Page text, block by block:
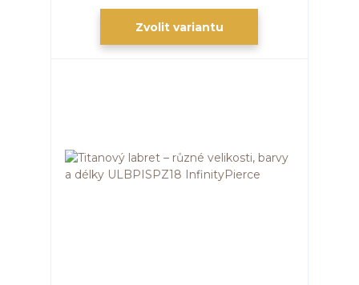
Zvolit variantu